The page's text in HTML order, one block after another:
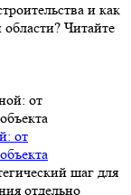
и как
Читайте
от
шаг для
отдельно